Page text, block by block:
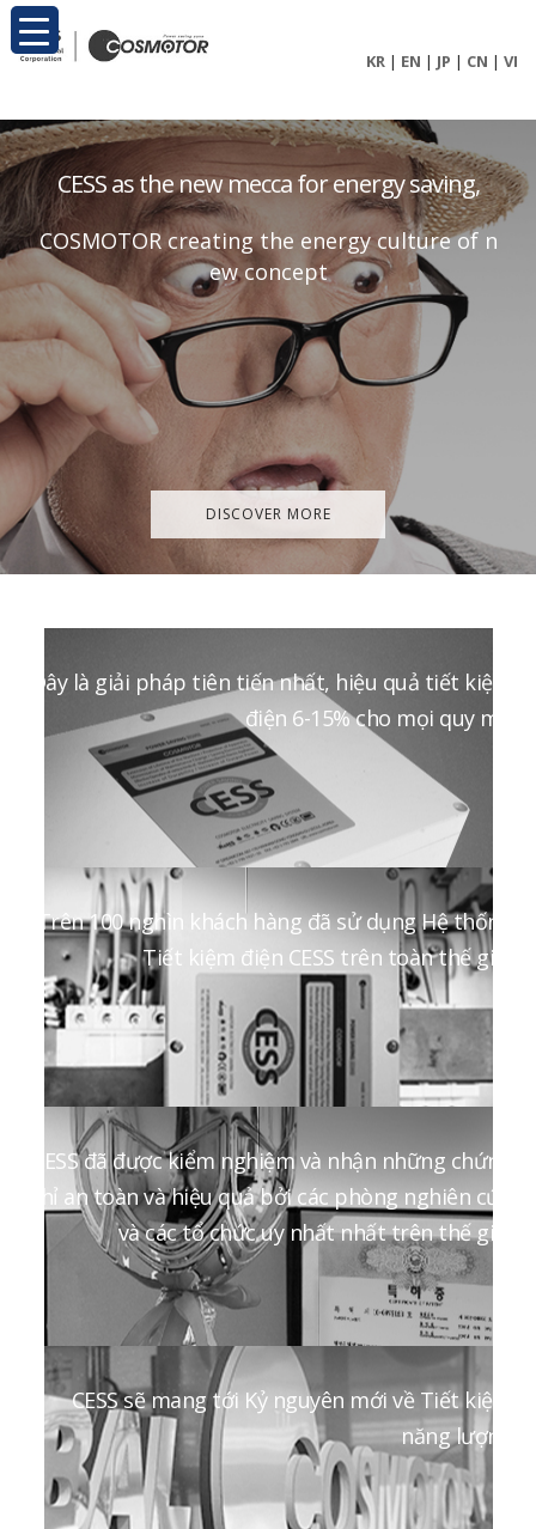
KR | EN | JP | CN | VI
CESS as thenewmecca forenergysaving,
COSMOTOR creating the energy culture of n
ew concept
DISCOVER MORE
Đây là giải pháp tiên tiến nhất, hiệu quả tiết kiệm
điện 6-15% cho mọi quy mô
Trên 100 nghìn khách hàng đã sử dụng Hệ thống
Tiết kiệm điện CESS trên toàn thế giới
CESS đã được kiểm nghiệm và nhận những chứng
chỉ an toàn và hiệu quả bởi các phòng nghiên cứu
và các tổ chức uy nhất nhất trên thế giới
CESS sẽ mang tới Kỷ nguyên mới về Tiết kiệm
năng lượng